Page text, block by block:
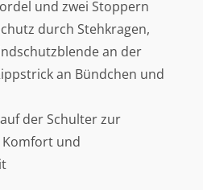
und zwei Stoppern
durch Stehkragen,
an der
an Bündchen und
der Schulter zur
und